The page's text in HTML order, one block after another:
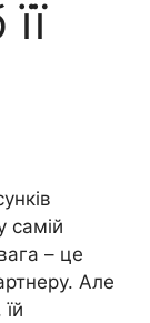
самій
– це
Але